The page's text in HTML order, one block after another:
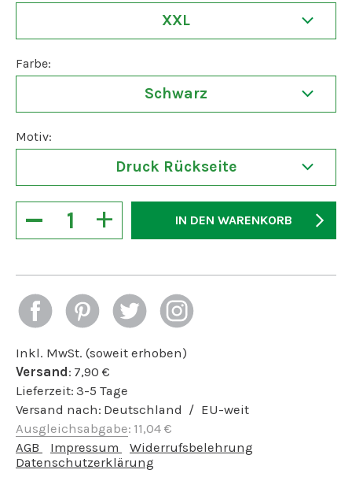
XXL
Farbe:
Schwarz
Motiv:
Druck Rückseite
+
− IN DEN WARENKORB
Inkl. MwSt. (soweit erhoben)
Versand: 7,90 €
Lieferzeit: 3-5 Tage
Versand nach: Deutschland
EU-weit
Ausgleichsabgabe: 11,04 €
AGB
Impressum
Widerrufsbelehrung
Datenschutzerklärung